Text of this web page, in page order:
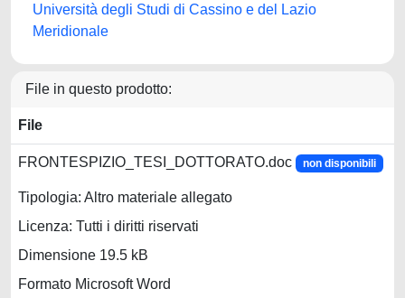
Università degli Studi di Cassino e del Lazio
Meridionale
File in questo prodotto:
File
FRONTESPIZIO_TESI_DOTTORATO.doc non disponibili
Tipologia: Altro materiale allegato
Licenza: Tutti i diritti riservati
Dimensione 19.5 kB
Formato Microsoft Word